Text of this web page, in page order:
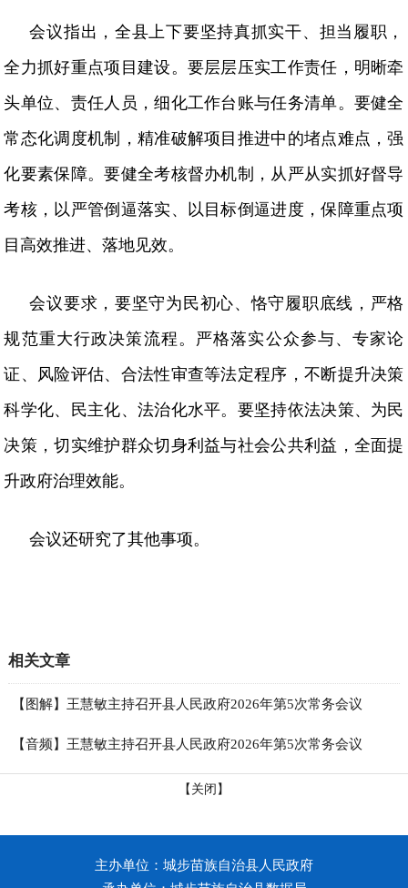
会议指出，全县上下要坚持真抓实干、担当履职，
全力抓好重点项目建设。要层层压实工作责任，明晰牵
头单位、责任人员，细化工作台账与任务清单。要健全
常态化调度机制，精准破解项目推进中的堵点难点，强
化要素保障。要健全考核督办机制，从严从实抓好督导
考核，以严管倒逼落实、以目标倒逼进度，保障重点项
目高效推进、落地见效。
会议要求，要坚守为民初心、恪守履职底线，严格
规范重大行政决策流程。严格落实公众参与、专家论
证、风险评估、合法性审查等法定程序，不断提升决策
科学化、民主化、法治化水平。要坚持依法决策、为民
决策，切实维护群众切身利益与社会公共利益，全面提
升政府治理效能。
会议还研究了其他事项。
相关文章
【图解】王慧敏主持召开县人民政府2026年第5次常务会议
【音频】王慧敏主持召开县人民政府2026年第5次常务会议
【关闭】
主办单位：城步苗族自治县人民政府